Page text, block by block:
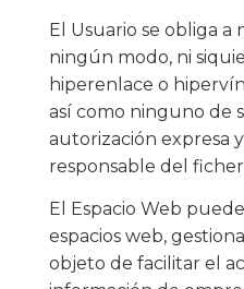
El Usuario se obliga
ningún modo, ni
hiperenlace o
así como ninguno de
autorización expresa
responsable del
El Espacio Web
espacios web,
objeto de facilitar el